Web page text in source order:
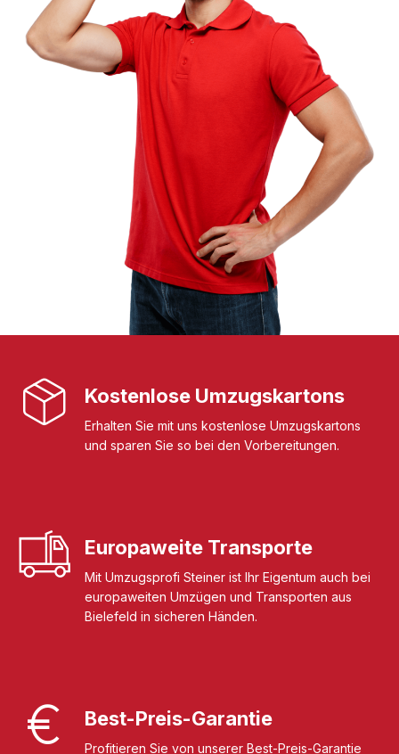
Kostenlose Umzugskartons
Erhalten Sie mit uns kostenlose Umzugskartons
und sparen Sie so bei den Vorbereitungen.
Europaweite Transporte
Mit Umzugsprofi Steiner ist Ihr Eigentum auch bei
europaweiten Umzügen und Transporten aus
Bielefeld in sicheren Händen.
Best-Preis-Garantie
Profitieren Sie von unserer Best-Preis-Garantie